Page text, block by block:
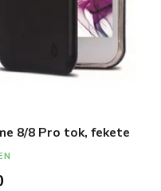
8/8 Pro tok, fekete